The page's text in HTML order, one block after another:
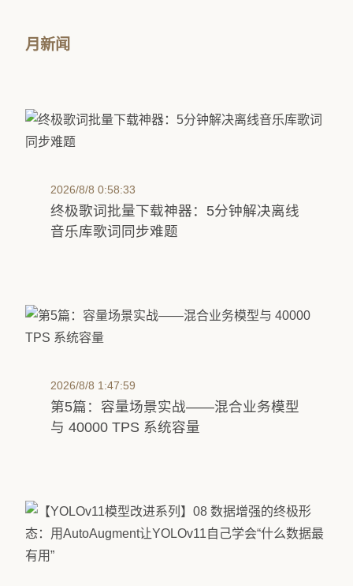
月新闻
2026/8/8 0:58:33
终极歌词批量下载神器：5分钟解决离线
音乐库歌词同步难题
2026/8/8 1:47:59
第5篇：容量场景实战——混合业务模型
与 40000 TPS 系统容量